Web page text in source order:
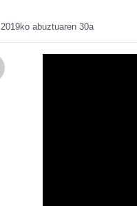
2019ko abuztuaren 30a